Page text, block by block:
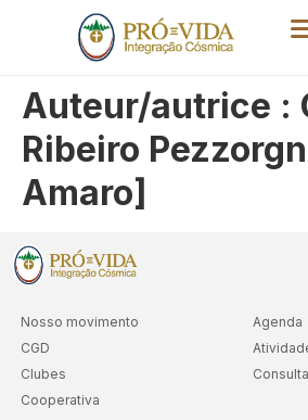
Auteur/autrice :
Ribeiro
Amaro]
Nosso movimento
CGD
Clubes
Cooperativa
Agenda